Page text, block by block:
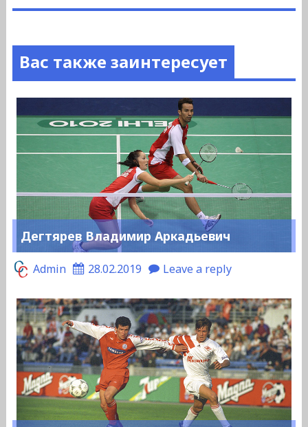
Вас также заинтересует
Дегтярев Владимир Аркадьевич
Admin 28.02.2019 Leave a reply